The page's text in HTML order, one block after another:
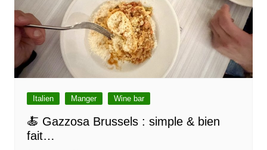
i
o
n
d
e
Italien Manger Wine bar
🍝 Gazzosa Brussels : simple & bien
fait…